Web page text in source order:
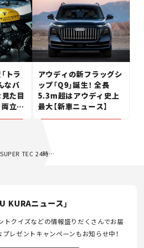
トラ
なバ
た目
立し
ラッ
アウディの新フラッグシ
ップ「Q9」誕生！ 全長
5.3m超はアウディ史上
最大【新車ニュース】
24時間レース」、決勝は明日6月2日15時から
KURAニュース」
トクイズなどの情報盛りだくさんでお届
レゼントキャンペーンもお知らせ中！